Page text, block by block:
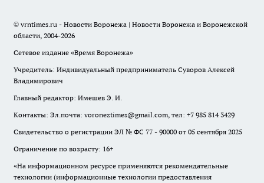
© vrntimes.ru - Новости Воронежа | Новости Воронежа и Воронежской
области, 2004-2026
Сетевое издание «Время Воронежа»
Учредитель: Индивидуальный предприниматель Суворов Алексей
Владимирович
Главный редактор: Имешев Э. И.
Контакты: Эл.почта: voroneztimes@gmail.com, тел: +7 985 814 3429
Свидетельство о регистрации ЭЛ № ФС 77 - 90000 от 05 сентября 2025
Ограничение по возрасту: 16+
«На информационном ресурсе применяются рекомендательные
технологии (информационные технологии предоставления